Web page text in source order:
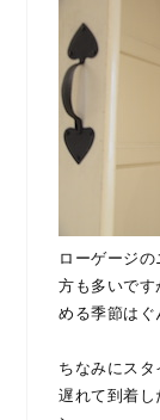
ローゲージ
方も多いです
める季節は
ちなみにスタ
遅れて到着